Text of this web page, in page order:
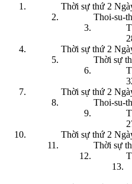
Thời sự thứ 2
Thoi-su-
Thời sự thứ 2
Thời sự
Thời sự thứ 2
Thoi-su-
Thời sự thứ 2
Thời sự